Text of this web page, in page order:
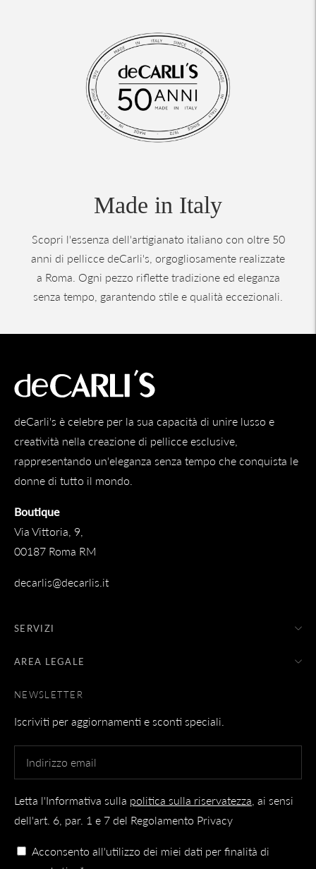
Made in Italy
Scopri l'essenza dell'artigianato italiano con oltre 50
anni di pellicce deCarli's, orgogliosamente realizzate
a Roma. Ogni pezzo riflette tradizione ed eleganza
senza tempo, garantendo stile e qualità eccezionali.
deCarli's è celebre per la sua capacità di unire lusso e
creatività nella creazione di pellicce esclusive,
rappresentando un'eleganza senza tempo che conquista le
donne di tutto il mondo.
Boutique
Via Vittoria, 9,
00187 Roma RM
decarlis@decarlis.it
SERVIZI
AREA LEGALE
NEWSLETTER
Iscriviti per aggiornamenti e sconti speciali.
Letta l'Informativa sulla politica sulla riservatezza , ai sensi
dell'art. 6, par. 1 e 7 del Regolamento Privacy
Acconsento all'utilizzo dei miei dati per finalità di